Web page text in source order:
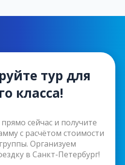
тур для
класса!
сейчас и получите
с расчётом стоимости
Организуем
в Санкт-Петербург!